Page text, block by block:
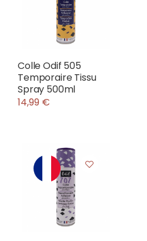
Colle Odif 505
Temporaire Tissu
Spray 500ml
14,99 €